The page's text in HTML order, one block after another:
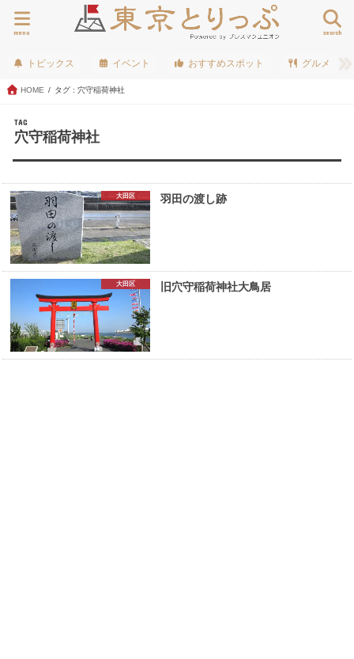
search
menu
トピックス イベント おすすめスポット グルメ
HOME タグ : 穴守稲荷神社
TAG
穴守稲荷神社
大田区 羽田の渡し跡
大田区 旧穴守稲荷神社大鳥居